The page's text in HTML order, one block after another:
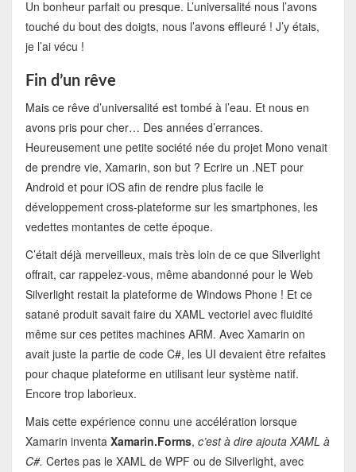
Un bonheur parfait ou presque. L’universalité nous l’avons
touché du bout des doigts, nous l’avons effleuré ! J’y étais,
je l’ai vécu !
Fin d’un rêve
Mais ce rêve d’universalité est tombé à l’eau. Et nous en
avons pris pour cher… Des années d’errances.
Heureusement une petite société née du projet Mono venait
de prendre vie, Xamarin, son but ? Ecrire un .NET pour
Android et pour iOS afin de rendre plus facile le
développement cross-plateforme sur les smartphones, les
vedettes montantes de cette époque.
C’était déjà merveilleux, mais très loin de ce que Silverlight
offrait, car rappelez-vous, même abandonné pour le Web
Silverlight restait la plateforme de Windows Phone ! Et ce
satané produit savait faire du XAML vectoriel avec fluidité
même sur ces petites machines ARM. Avec Xamarin on
avait juste la partie de code C#, les UI devaient être refaites
pour chaque plateforme en utilisant leur système natif.
Encore trop laborieux.
Mais cette expérience connu une accélération lorsque
Xamarin inventa Xamarin.Forms, c’est à dire ajouta XAML à
C#. Certes pas le XAML de WPF ou de Silverlight, avec